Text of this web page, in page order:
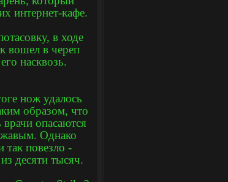
интернет-кафе.
в ходе
вошел в череп
насквозь.
нож удалось
образом, что
опасаются
Однако
повезло -
десяти тысяч.